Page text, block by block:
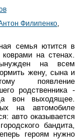
Филипенко,
семья ютится в
на стенах.
на всем
жену, сына и
появление
родственника -
вон выходящее.
на автомобиле
авто оказывается
бандита,
героям нужно